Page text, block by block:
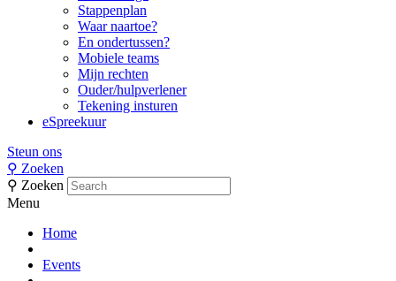
Stappenplan
Waar naartoe?
En ondertussen?
Mobiele teams
Mijn rechten
Ouder/hulpverlener
Tekening insturen
eSpreekuur
Steun ons
⚲ Zoeken
⚲ Zoeken
Menu
Home
Events